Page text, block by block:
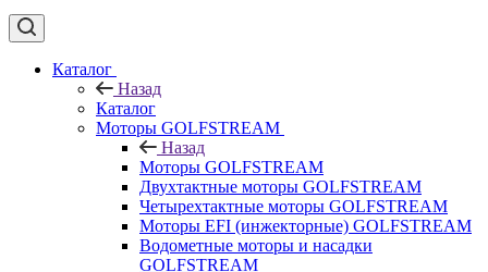
Каталог
Назад
Каталог
Моторы GOLFSTREAM
Назад
Моторы GOLFSTREAM
Двухтактные моторы GOLFSTREAM
Четырехтактные моторы GOLFSTREAM
Моторы EFI (инжекторные) GOLFSTREAM
Водометные моторы и насадки
GOLFSTREAM